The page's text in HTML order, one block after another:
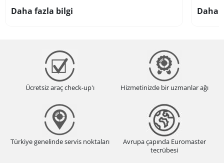
Daha fazla bilgi Daha
Ücretsiz araç check-up'ı Hizmetinizde bir uzmanlar ağı
Türkiye genelinde servis noktaları
Avrupa çapında Euromaster
tecrübesi